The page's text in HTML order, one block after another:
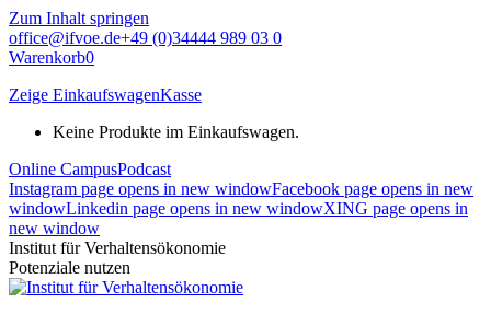
Zum Inhalt springen
office@ifvoe.de+49 (0)34444 989 03 0
Warenkorb0
Zeige EinkaufswagenKasse
Keine Produkte im Einkaufswagen.
Online CampusPodcast
Instagram page opens in new windowFacebook page opens in new
windowLinkedin page opens in new windowXING page opens in
new window
Institut für Verhaltensökonomie
Potenziale nutzen